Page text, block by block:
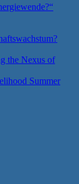
the Nexus of
Summer